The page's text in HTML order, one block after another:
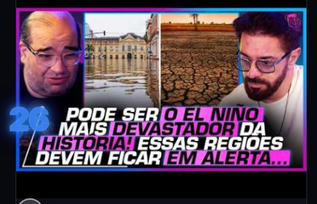
26